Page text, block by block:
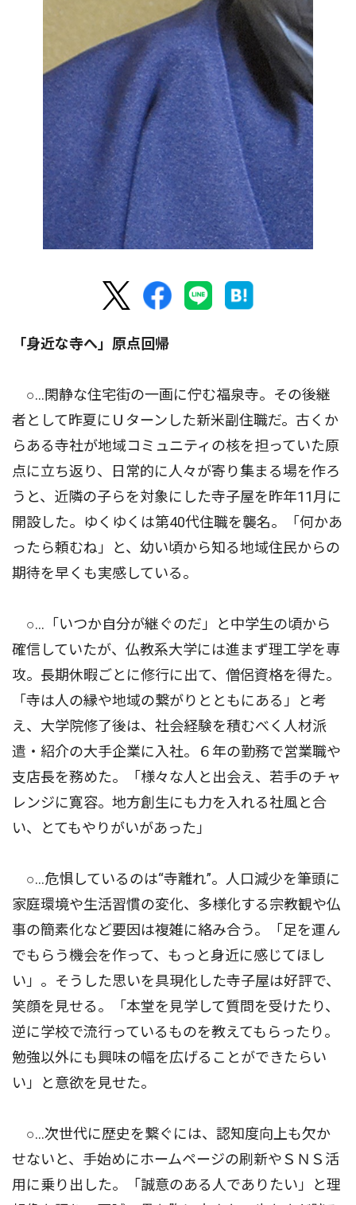
「身近な寺へ」原点回帰
○…閑静な住宅街の一画に佇む福泉寺。その後継
者として昨夏にＵターンした新米副住職だ。古くか
らある寺社が地域コミュニティの核を担っていた原
点に立ち返り、日常的に人々が寄り集まる場を作ろ
うと、近隣の子らを対象にした寺子屋を昨年11月に
開設した。ゆくゆくは第40代住職を襲名。「何かあ
ったら頼むね」と、幼い頃から知る地域住民からの
期待を早くも実感している。
○…「いつか自分が継ぐのだ」と中学生の頃から
確信していたが、仏教系大学には進まず理工学を専
攻。長期休暇ごとに修行に出て、僧侶資格を得た。
「寺は人の縁や地域の繋がりとともにある」と考
え、大学院修了後は、社会経験を積むべく人材派
遣・紹介の大手企業に入社。６年の勤務で営業職や
支店長を務めた。「様々な人と出会え、若手のチャ
レンジに寛容。地方創生にも力を入れる社風と合
い、とてもやりがいがあった」
○…危惧しているのは“寺離れ”。人口減少を筆頭に
家庭環境や生活習慣の変化、多様化する宗教観や仏
事の簡素化など要因は複雑に絡み合う。「足を運ん
でもらう機会を作って、もっと身近に感じてほし
い」。そうした思いを具現化した寺子屋は好評で、
笑顔を見せる。「本堂を見学して質問を受けたり、
逆に学校で流行っているものを教えてもらったり。
勉強以外にも興味の幅を広げることができたらい
い」と意欲を見せた。
○…次世代に歴史を繋ぐには、認知度向上も欠か
せないと、手始めにホームページの刷新やＳＮＳ活
用に乗り出した。「誠意のある人でありたい」と理